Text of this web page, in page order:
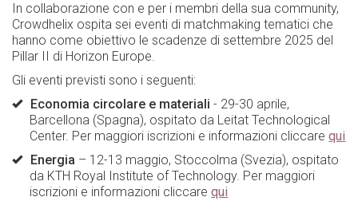
In collaborazione con e per i membri della sua community,
Crowdhelix ospita sei eventi di matchmaking tematici che
hanno come obiettivo le scadenze di settembre 2025 del
Pillar II di Horizon Europe.
Gli eventi previsti sono i seguenti:
Economia circolare e materiali - 29-30 aprile,
Barcellona (Spagna), ospitato da Leitat Technological
Center. Per maggiori iscrizioni e informazioni cliccarequi
Energia – 12-13 maggio, Stoccolma (Svezia), ospitato
da KTH Royal Institute of Technology. Per maggiori
iscrizioni e informazioni cliccarequi